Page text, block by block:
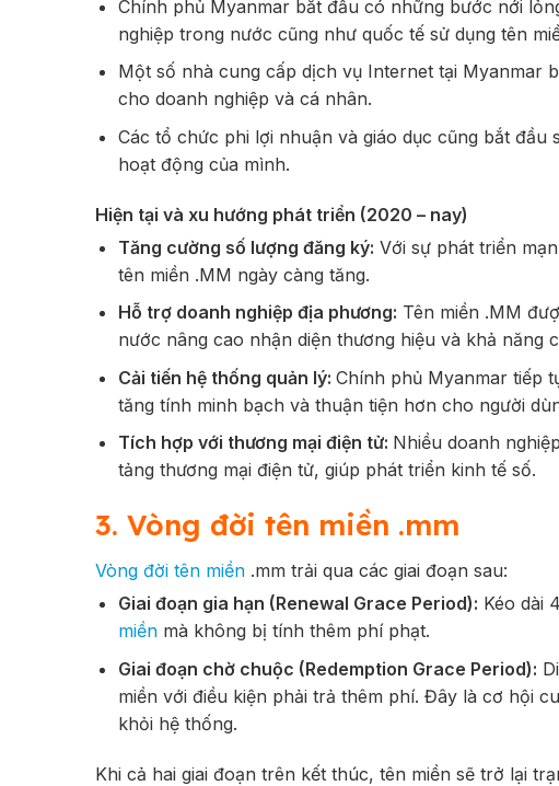
Chính phủ Myanmar bắt đầu có những bước nới
nghiệp trong nước cũng như quốc tế sử dụng tên
Một số nhà cung cấp dịch vụ Internet tại Myanmar
cho doanh nghiệp và cá nhân.
Các tổ chức phi lợi nhuận và giáo dục cũng bắt đầu
hoạt động của mình.
Hiện tại và xu hướng phát triển (2020 – nay)
Tăng cường số lượng đăng ký: Với sự phát triển
tên miền .MM ngày càng tăng.
Hỗ trợ doanh nghiệp địa phương: Tên miền .MM
nước nâng cao nhận diện thương hiệu và khả năng
Cải tiến hệ thống quản lý: Chính phủ Myanmar tiếp
tăng tính minh bạch và thuận tiện hơn cho người
Tích hợp với thương mại điện tử: Nhiều doanh
tảng thương mại điện tử, giúp phát triển kinh tế số.
3. Vòng đời tên miền .mm
Vòng đời tên miền .mm trải qua các giai đoạn sau:
Giai đoạn gia hạn (Renewal Grace Period): Kéo dài
miềnmà không bị tính thêm phí phạt.
Giai đoạn chờ chuộc (Redemption Grace Period):
miền với điều kiện phải trả thêm phí. Đây là cơ hội
khỏi hệ thống.
Khi cả hai giai đoạn trên kết thúc, tên miền sẽ trở lại